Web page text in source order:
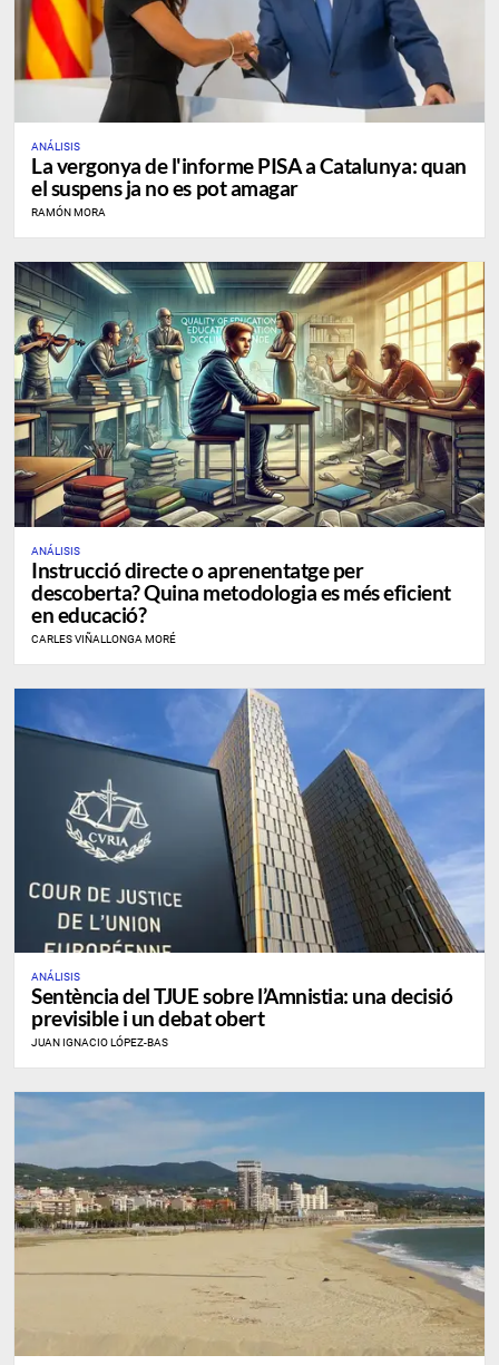
ANÁLISIS
La vergonya de l'informe PISA a Catalunya: quan
el suspens ja no es pot amagar
RAMÓN MORA
ANÁLISIS
Instrucció directe o aprenentatge per
descoberta? Quina metodologia es més eficient
en educació?
CARLES VIÑALLONGA MORÉ
ANÁLISIS
Sentència del TJUE sobre l’Amnistia: una decisió
previsible i un debat obert
JUAN IGNACIO LÓPEZ-BAS